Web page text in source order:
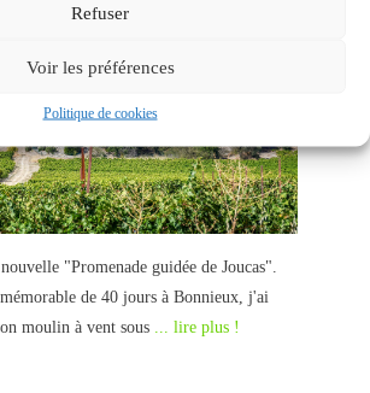
Refuser
Voir les préférences
Politique de cookies
"Promenade guidée de Joucas".
de 40 jours à Bonnieux, j'ai
moulin à vent sous ... lire plus !